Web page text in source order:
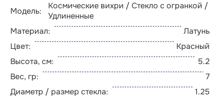
Модель:
Космические вихри / Стекло с огранкой /
Удлиненные
Материал:
Латунь
Цвет:
Красный
Высота, см:
5.2
Вес, гр:
7
Диаметр / размер стекла:
1.25